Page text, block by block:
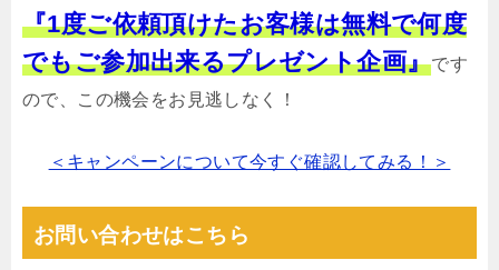
『1度ご依頼頂けたお客様は無料で何度
でもご参加出来るプレゼント企画』です
ので、この機会をお見逃しなく！
＜キャンペーンについて今すぐ確認してみる！＞
お問い合わせはこちら